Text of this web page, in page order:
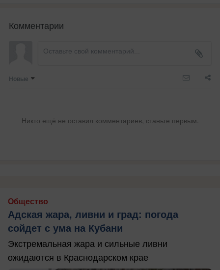
Комментарии
Новые
Никто ещё не оставил комментариев, станьте первым.
Общество
Адская жара, ливни и град: погода
сойдет с ума на Кубани
Экстремальная жара и сильные ливни
ожидаются в Краснодарском крае